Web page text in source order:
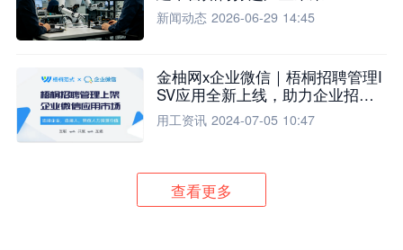
新闻动态 2026-06-29 14:45
金柚网x企业微信｜梧桐招聘管理I
SV应用全新上线，助力企业招聘
流程全面升级
用工资讯 2024-07-05 10:47
查看更多